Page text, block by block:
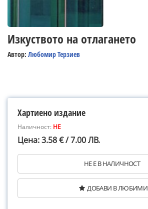
Изкуството на отлагането
Автор: Любомир Терзиев
Хартиено издание
Наличност: НЕ
Цена: 3.58 € / 7.00 ЛВ.
НЕ Е В НАЛИЧНОСТ
ДОБАВИ В ЛЮБИМИ